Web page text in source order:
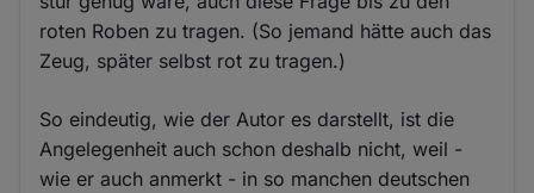
roten Roben zu tragen. (So jemand hätte auch das
Zeug, später selbst rot zu tragen.)
So eindeutig, wie der Autor es darstellt, ist die
Angelegenheit auch schon deshalb nicht, weil -
wie er auch anmerkt - in so manchen deutschen
Cookies